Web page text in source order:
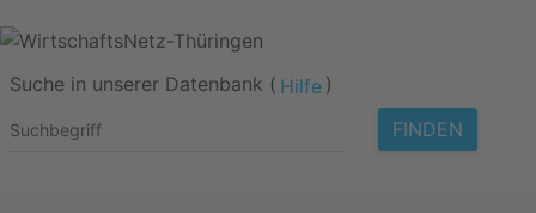
Suche in unserer Datenbank ( Hilfe )
FINDEN